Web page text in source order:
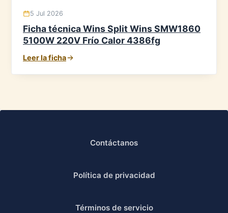
5 Jul 2026
Ficha técnica Wins Split Wins SMW1860
5100W 220V Frío Calor 4386fg
Leer la ficha
Contáctanos
Política de privacidad
Términos de servicio